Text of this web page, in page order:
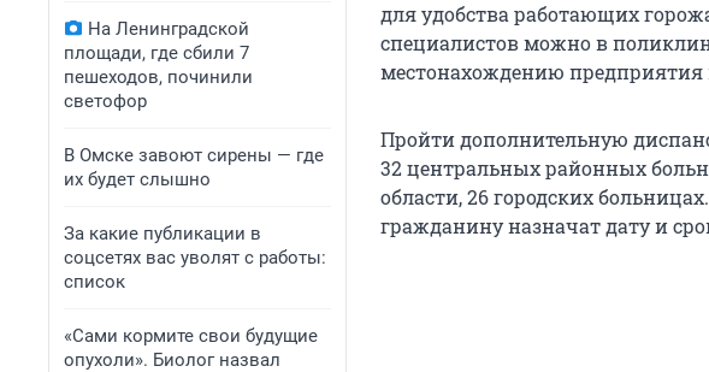
На Ленинградской
площади, где сбили 7
пешеходов, починили
светофор
В Омске завоют сирены — где
их будет слышно
За какие публикации в
соцсетях вас уволят с работы:
список
«Сами кормите свои будущие
опухоли». Биолог назвал
для удобства работающих
специалистов можно в
местонахождению предприятия
Пройти дополнительную
32 центральных районных
области, 26 городских
гражданину назначат дату и